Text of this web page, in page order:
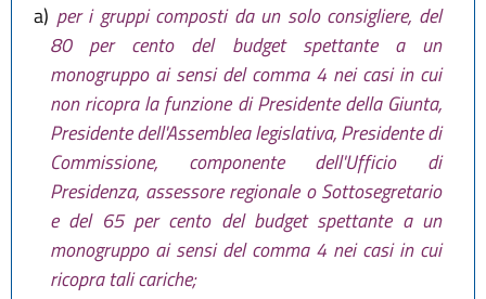
a) per i gruppi composti da un solo consigliere, del
80 per cento del budget spettante a un
monogruppo ai sensi del comma 4 nei casi in cui
non ricopra la funzione di Presidente della Giunta,
Presidente dell'Assemblea legislativa, Presidente di
Commissione, componente dell'Ufficio di
Presidenza, assessore regionale o Sottosegretario
e del 65 per cento del budget spettante a un
monogruppo ai sensi del comma 4 nei casi in cui
ricopra tali cariche;